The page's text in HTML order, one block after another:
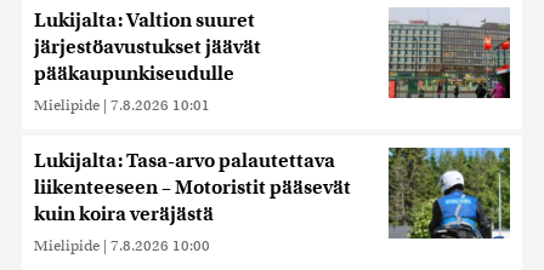
Lukijalta: Valtion suuret
järjestöavustukset jäävät
pääkaupunkiseudulle
Mielipide | 7.8.2026 10:01
Lukijalta: Tasa-arvo palautettava
liikenteeseen – Motoristit pääsevät
kuin koira veräjästä
Mielipide | 7.8.2026 10:00